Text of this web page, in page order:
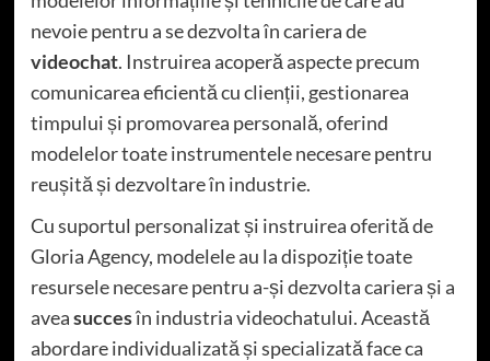
nevoie pentru a se dezvolta în cariera de
videochat. Instruirea acoperă aspecte precum
comunicarea eficientă cu clienții, gestionarea
timpului și promovarea personală, oferind
modelelor toate instrumentele necesare pentru
reușită și dezvoltare în industrie.
Cu suportul personalizat și instruirea oferită de
Gloria Agency, modelele au la dispoziție toate
resursele necesare pentru a-și dezvolta cariera și a
aveasuccesîn industria videochatului. Această
abordare individualizată și specializată face ca